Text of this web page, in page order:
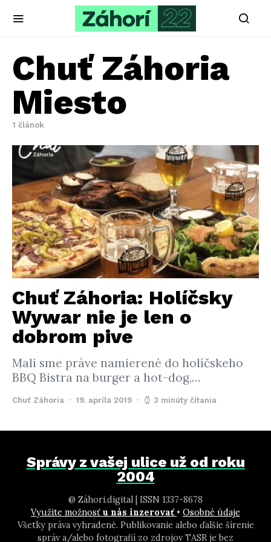
Chuť Záhoria
Miesto
1 článok
Chuť Záhoria: Holíčsky
Wywar nie je len o
dobrom pive
Mali sme práve namierené do holíčskeho
BBQ Bistra na burger a hot-dog,…
Chuť Záhoria 19. apríla 2019 3 minúty čítania
Správy z vašej ulice už od roku
2004
@ Záhori.digital | ISSN 1337-8678
Využite možnosť u nás inzerovať • Osobné údaje
Všetky práva vyhradené. Publikovanie alebo ďalšie šírenie
správ a/alebo fotografií zo zdrojov TASR je bez